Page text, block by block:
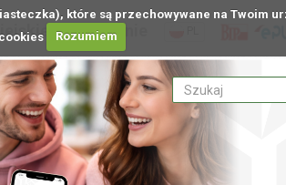
które są przechowywane na Twoim
Rozumiem
w Lublinie